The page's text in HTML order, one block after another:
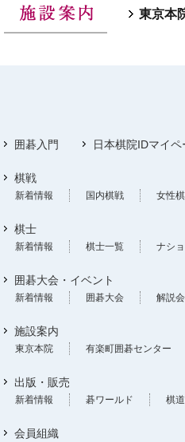
東京本
囲碁入門 日本棋院IDマイペ
棋戦
新着情報 国内棋戦 女性
棋士
新着情報 棋士一覧 ナシ
囲碁大会・イベント
新着情報 囲碁大会 解説
施設案内
東京本院 有楽町囲碁センター
出版・販売
新着情報 碁ワールド 棋
会員組織